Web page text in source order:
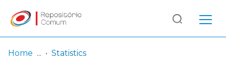
Log
In
(current)
Home Statistics